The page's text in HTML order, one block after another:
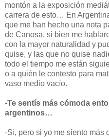
montón a la exposición
carrera de esto… En
que me han hecho una nota
de Canosa, si bien me
con la mayor naturalidad y
quise, y las que no quise
todo el tiempo me están
o a quién le contesto para
vaso medio vacío.
-Te sentís más cómoda
argentinos…
-Sí, pero si yo me siento más